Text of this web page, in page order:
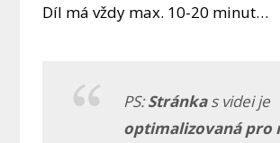
Díl má vždy max. 10-20 minut…
PS:Stránkas videi je
optimalizovaná pro